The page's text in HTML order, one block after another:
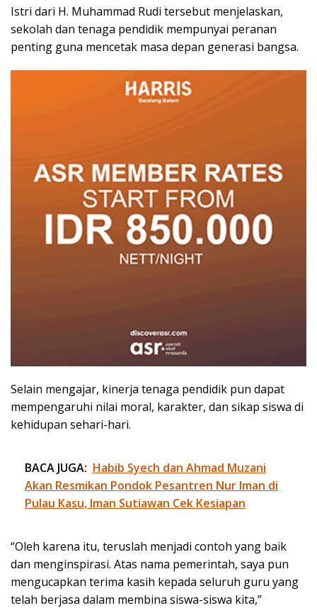
Istri dari H. Muhammad Rudi tersebut menjelaskan,
sekolah dan tenaga pendidik mempunyai peranan
penting guna mencetak masa depan generasi bangsa.
Selain mengajar, kinerja tenaga pendidik pun dapat
mempengaruhi nilai moral, karakter, dan sikap siswa di
kehidupan sehari-hari.
BACA JUGA: Habib Syech dan Ahmad Muzani
Akan Resmikan Pondok Pesantren Nur Iman di
Pulau Kasu, Iman Sutiawan Cek Kesiapan
“Oleh karena itu, teruslah menjadi contoh yang baik
dan menginspirasi. Atas nama pemerintah, saya pun
mengucapkan terima kasih kepada seluruh guru yang
telah berjasa dalam membina siswa-siswa kita,”